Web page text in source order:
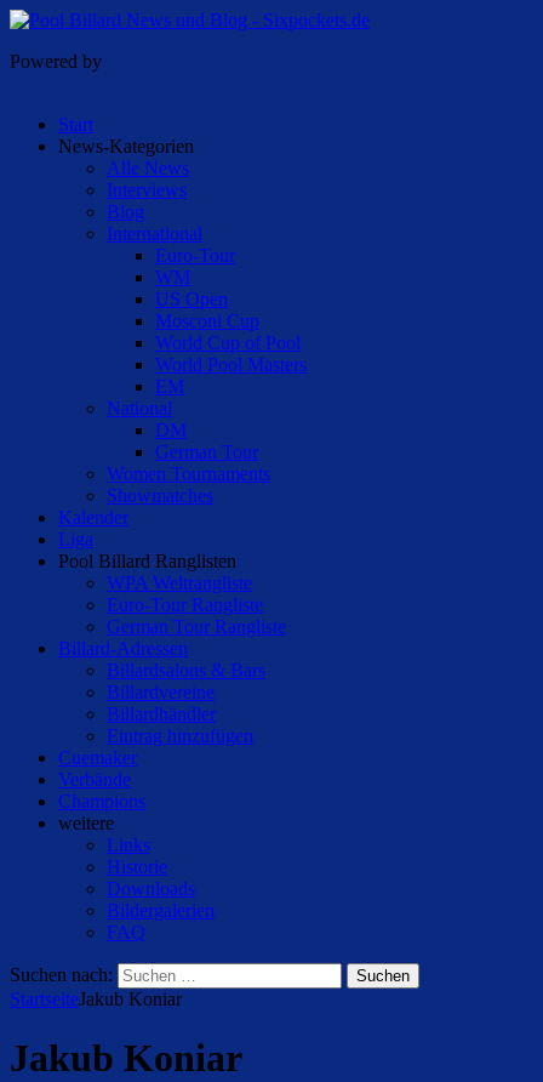
Powered by
Start
News-Kategorien
Alle News
Interviews
Blog
International
Euro-Tour
WM
US Open
Mosconi Cup
World Cup of Pool
World Pool Masters
EM
National
DM
German Tour
Women Tournaments
Showmatches
Kalender
Liga
Pool Billard Ranglisten
WPA Weltrangliste
Euro-Tour Rangliste
German Tour Rangliste
Billard-Adressen
Billardsalons & Bars
Billardvereine
Billardhändler
Eintrag hinzufügen
Cuemaker
Verbände
Champions
weitere
Links
Historie
Downloads
Bildergalerien
FAQ
Suchen nach:
StartseiteJakub Koniar
Jakub Koniar